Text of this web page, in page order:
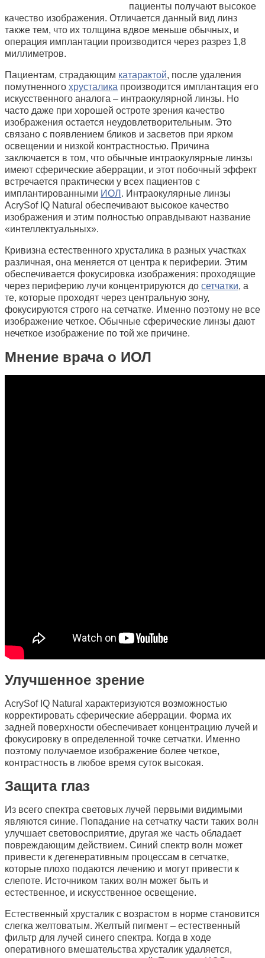
пациенты получают высокое
качество изображения. Отличается данный вид линз
также тем, что их толщина вдвое меньше обычных, и
операция имплантации производится через разрез 1,8
миллиметров.
Пациентам, страдающим катарактой, после удаления
помутненного хрусталика производится имплантация его
искусственного аналога – интраокулярной линзы. Но
часто даже при хорошей остроте зрения качество
изображения остается неудовлетворительным. Это
связано с появлением бликов и засветов при ярком
освещении и низкой контрастностью. Причина
заключается в том, что обычные интраокулярные линзы
имеют сферические аберрации, и этот побочный эффект
встречается практически у всех пациентов с
имплантированными ИОЛ . Интраокулярные линзы
AcrySof IQ Natural обеспечивают высокое качество
изображения и этим полностью оправдывают название
«интеллектуальных».
Кривизна естественного хрусталика в разных участках
различная, она меняется от центра к периферии. Этим
обеспечивается фокусировка изображения: проходящие
через периферию лучи концентрируются до сетчатки, а
те, которые проходят через центральную зону,
фокусируются строго на сетчатке. Именно поэтому не все
изображение четкое. Обычные сферические линзы дают
нечеткое изображение по той же причине.
Мнение врача о ИОЛ
Улучшенное зрение
AcrySof IQ Natural характеризуются возможностью
корректировать сферические аберрации. Форма их
задней поверхности обеспечивает концентрацию лучей и
фокусировку в определенной точке сетчатки. Именно
поэтому получаемое изображение более четкое,
контрастность в любое время суток высокая.
Защита глаз
Из всего спектра световых лучей первыми видимыми
являются синие. Попадание на сетчатку части таких волн
улучшает световосприятие, другая же часть обладает
повреждающим действием. Синий спектр волн может
привести к дегенеративным процессам в сетчатке,
которые плохо подаются лечению и могут привести к
слепоте. Источником таких волн может быть и
естественное, и искусственное освещение.
Естественный хрусталик с возрастом в норме становится
слегка желтоватым. Желтый пигмент – естественный
фильтр для лучей синего спектра. Когда в ходе
оперативного вмешательства хрусталик удаляется,